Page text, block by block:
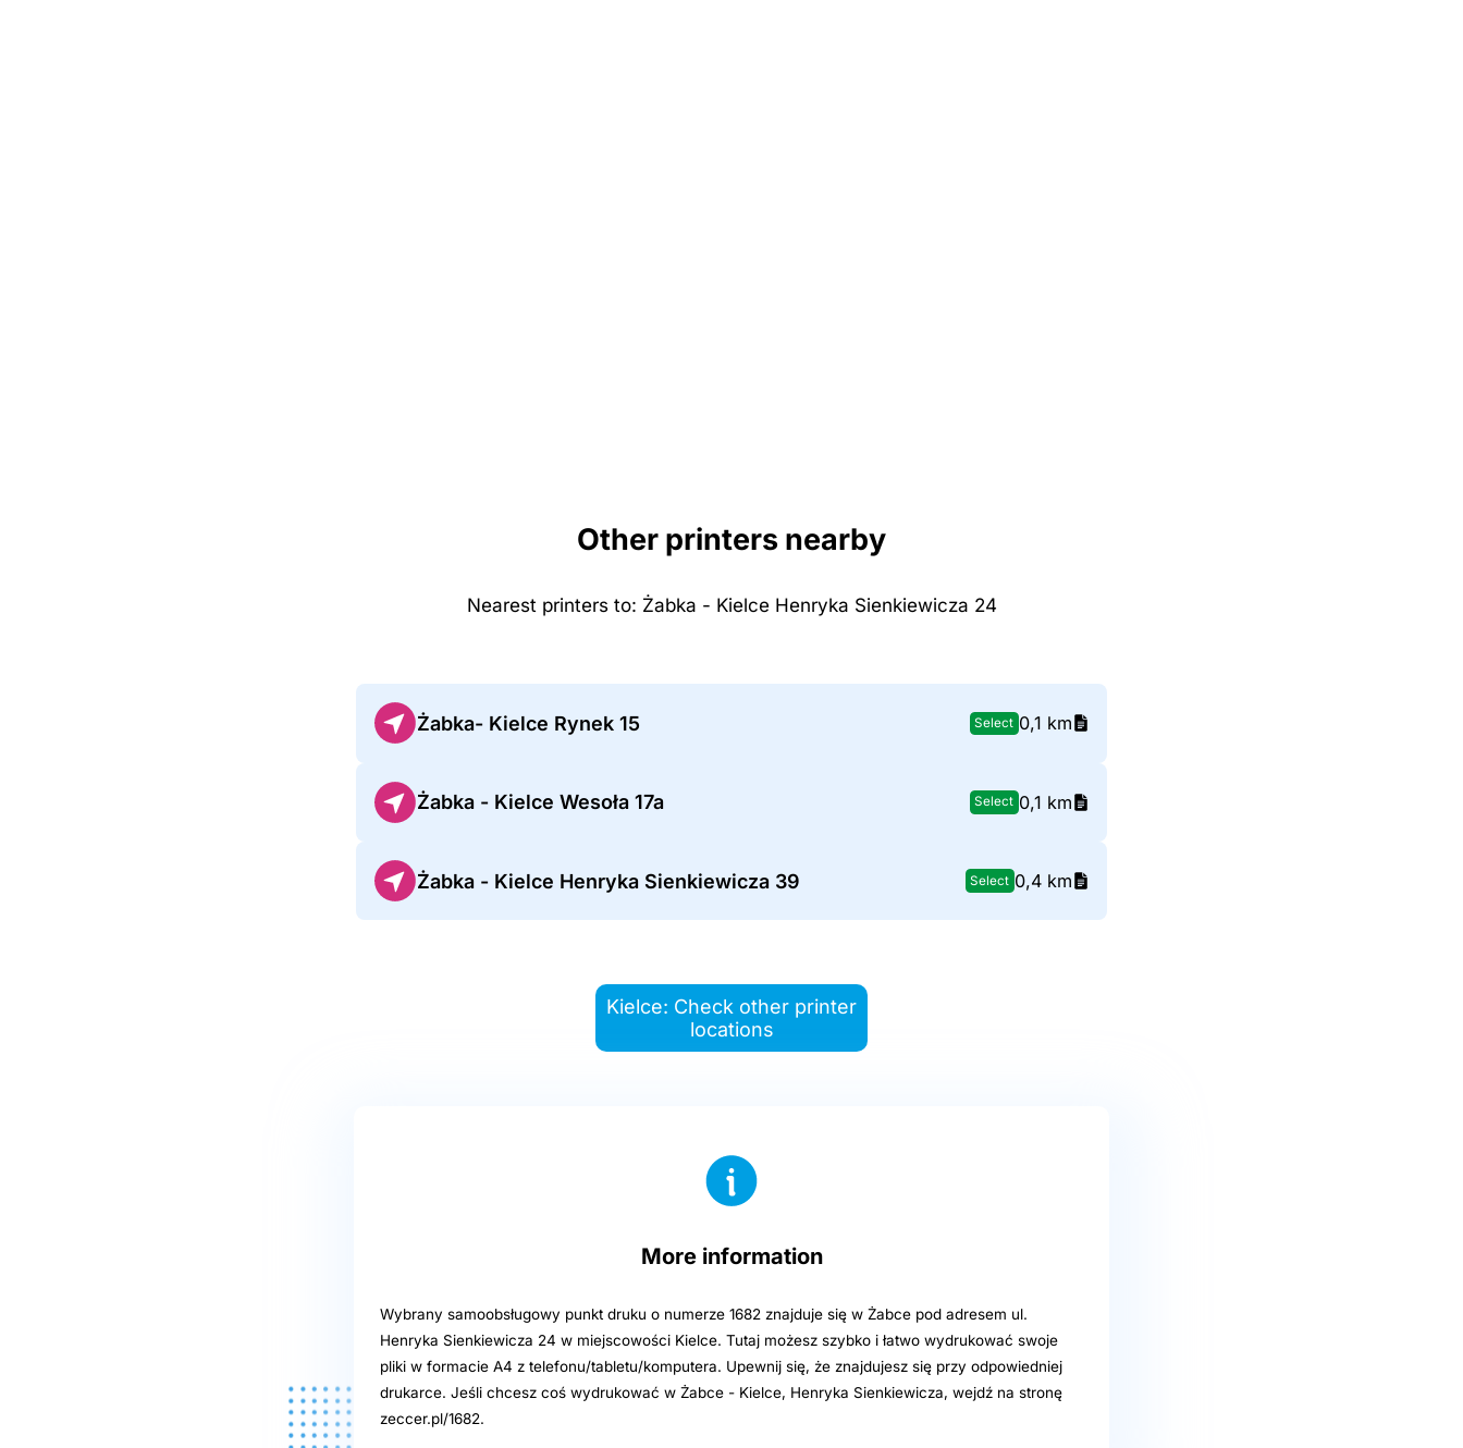
Other printers nearby
Nearest printers to: Żabka - Kielce Henryka Sienkiewicza 24
Żabka- Kielce Rynek 15 Select 0,1 km
Żabka - Kielce Wesoła 17a Select 0,1 km
Żabka - Kielce Henryka Sienkiewicza 39 Select 0,4 km
Kielce: Check other printer
locations
More information
Wybrany samoobsługowy punkt druku o numerze 1682 znajduje się w Żabce pod adresem ul.
Henryka Sienkiewicza 24 w miejscowości Kielce. Tutaj możesz szybko i łatwo wydrukować swoje
pliki w formacie A4 z telefonu/tabletu/komputera. Upewnij się, że znajdujesz się przy odpowiedniej
drukarce. Jeśli chcesz coś wydrukować w Żabce - Kielce, Henryka Sienkiewicza, wejdź na stronę
zeccer.pl/1682.